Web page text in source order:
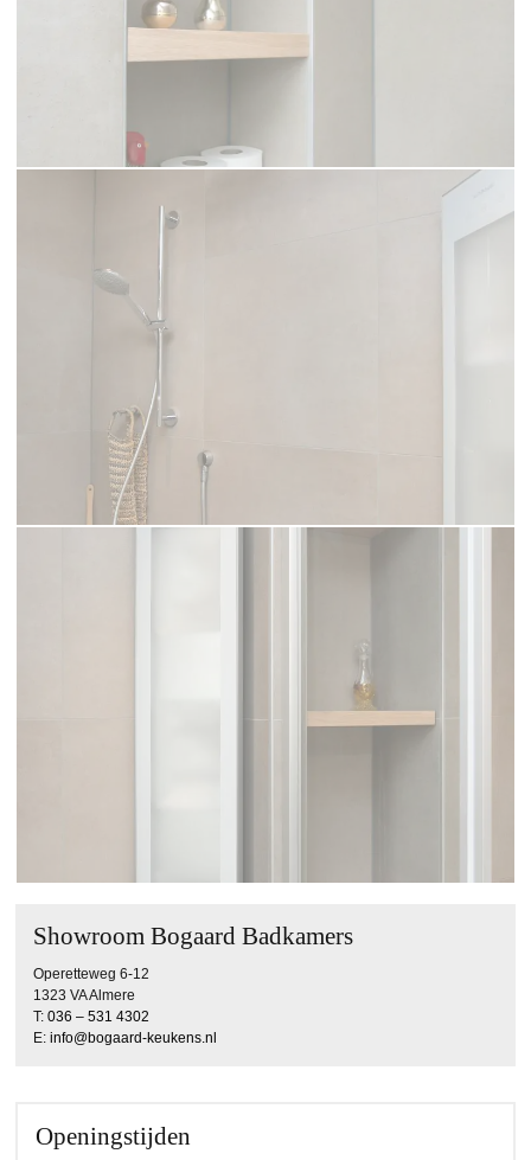
Showroom Bogaard Badkamers
Operetteweg 6-12
1323 VA Almere
T:036 – 531 4302
E:info@bogaard-keukens.nl
Openingstijden